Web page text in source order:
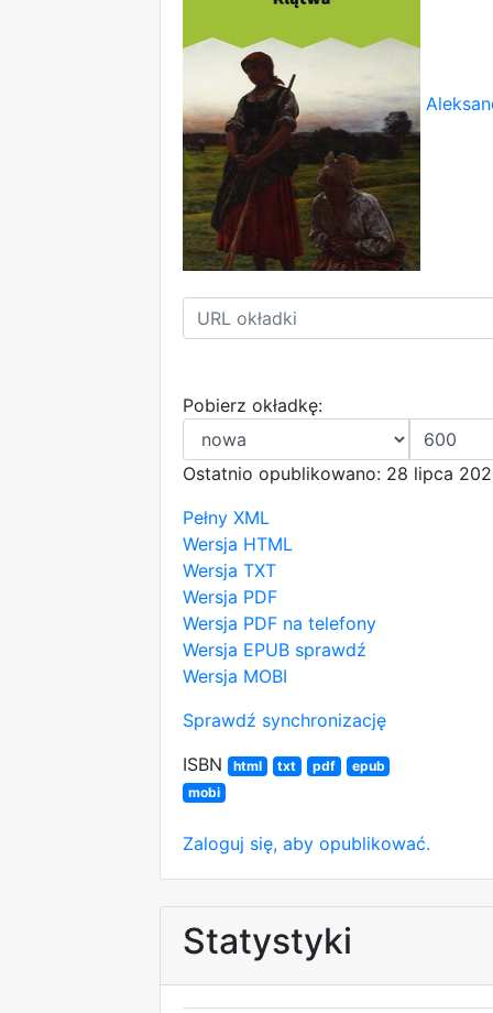
Pobierz okładkę:
Ostatnio opublikowano: 28 lipca
Pełny XML
Wersja HTML
Wersja TXT
Wersja PDF
Wersja PDF na telefony
Wersja EPUB sprawdź
Wersja MOBI
Sprawdź synchronizację
ISBN
html txt pdf
epub
mobi
Zaloguj się, aby opublikować.
Statystyki